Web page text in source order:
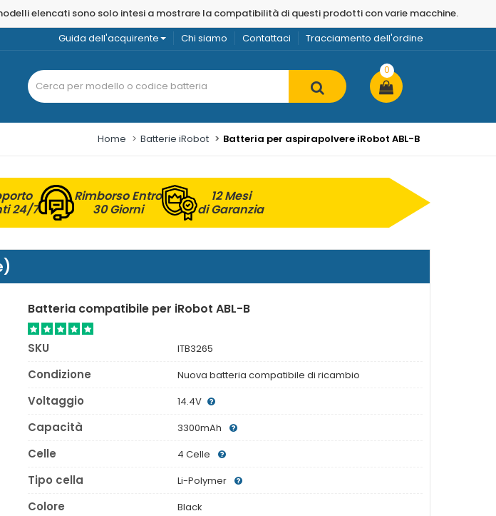
elencati sono solo intesi a mostrare la compatibilità di questi prodotti con varie macchine.
Tracciamento dell'ordine
Contattaci
Chi siamo
Guida dell'acquirente
0
Home Batterie iRobot Batteria per aspirapolvere iRobot ABL-B
24/7
Rimborso Entro
30 Giorni
12 Mesi
di Garanzia
Batteria compatibile per iRobot ABL-B
SKU ITB3265
Condizione Nuova batteria compatibile di ricambio
Voltaggio 14.4V
Capacità 3300mAh
Celle 4 Celle
Tipo cella Li-Polymer
Colore Black